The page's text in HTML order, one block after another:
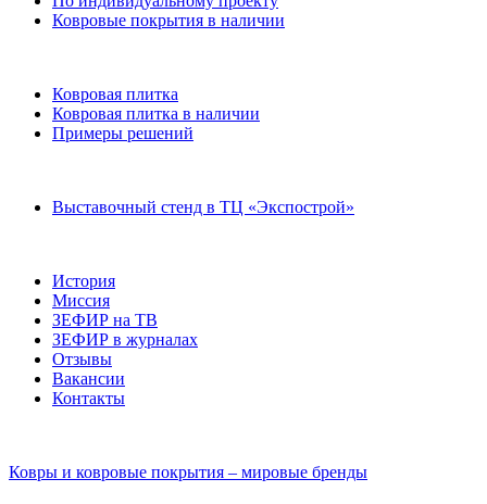
Ковровые покрытия в наличии
Ковровая плитка
Ковровая плитка в наличии
Примеры решений
Выставочный стенд в ТЦ «Экспострой»
История
Миссия
ЗЕФИР на ТВ
ЗЕФИР в журналах
Отзывы
Вакансии
Контакты
Ковры и ковровые покрытия – мировые бренды